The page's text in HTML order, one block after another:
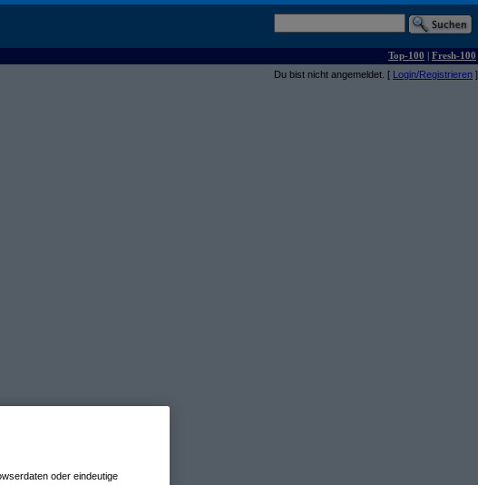
Top-100 | Fresh-100
Du bist nicht angemeldet. [ Login/Registrieren ]
oder eindeutige